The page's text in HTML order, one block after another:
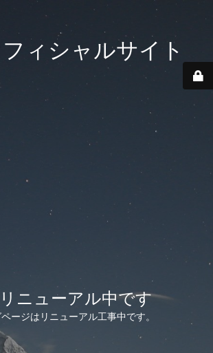
ィシャルサイト
ニューアル中です
ージはリニューアル工事中です。